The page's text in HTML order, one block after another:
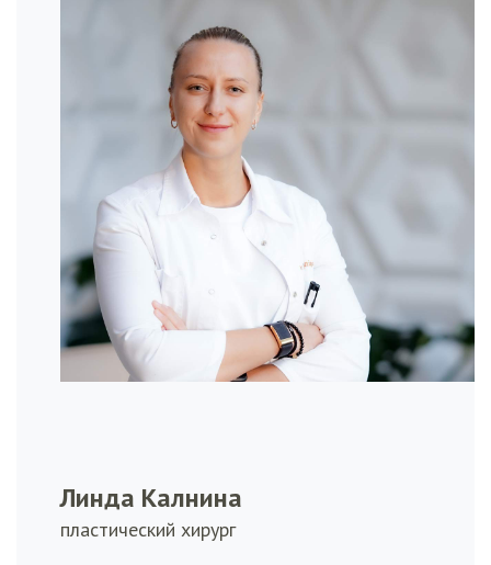
Линда Калнина
пластический хирург